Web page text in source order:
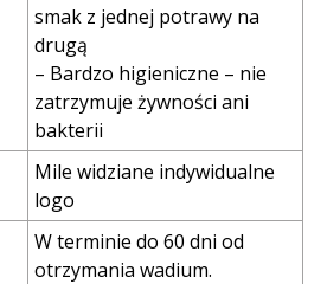
smak z jednej potrawy na
drugą
– Bardzo higieniczne – nie
zatrzymuje żywności ani
bakterii
Mile widziane indywidualne
logo
W terminie do 60 dni od
otrzymania wadium.